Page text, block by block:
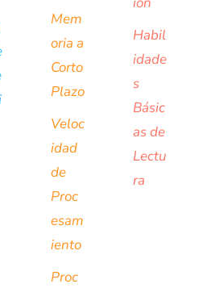
Mem
oria a
Corto
Plazo
Veloc
idad
de
Proc
esam
iento
Proc
Habil
idade
s
Básic
as de
Lectu
ra